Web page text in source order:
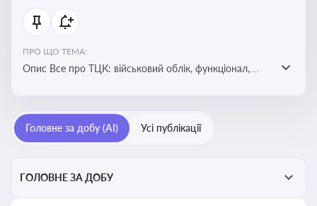
ПРО ЩО ТЕМА:
Опис Все про ТЦК: військовий облік, функціонал,
Головне за добу (AI) Усі публікації
ГОЛОВНЕ ЗА ДОБУ